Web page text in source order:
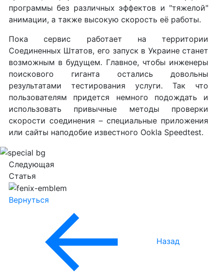
программы без различных эффектов и "тяжелой"
анимации, а также высокую скорость её работы.
Пока сервис работает на территории
Соединенных Штатов, его запуск в Украине станет
возможным в будущем. Главное, чтобы инженеры
поискового гиганта остались довольны
результатами тестирования услуги. Так что
пользователям придется немного подождать и
использовать привычные методы проверки
скорости соединения – специальные приложения
или сайты наподобие известного Ookla Speedtest.
Следующая
Статья
Вернуться
Назад